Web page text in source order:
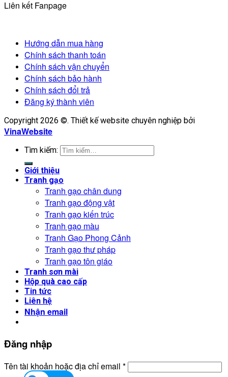
Liên kết Fanpage
Hướng dẫn mua hàng
Chính sách thanh toán
Chính sách vận chuyển
Chính sách bảo hành
Chính sách đổi trả
Đăng ký thành viên
Copyright 2026 ©. Thiết kế website chuyên nghiệp bởi
VinaWebsite
Tìm kiếm:
Giới thiệu
Tranh gạo
Tranh gạo chân dung
Tranh gạo động vật
Tranh gạo kiến trúc
Tranh gạo màu
Tranh Gạo Phong Cảnh
Tranh gạo thư pháp
Tranh gạo tôn giáo
Tranh sơn mài
Hộp quà cao cấp
Tin tức
Liên hệ
Nhận email
Đăng nhập
Tên tài khoản hoặc địa chỉ email *